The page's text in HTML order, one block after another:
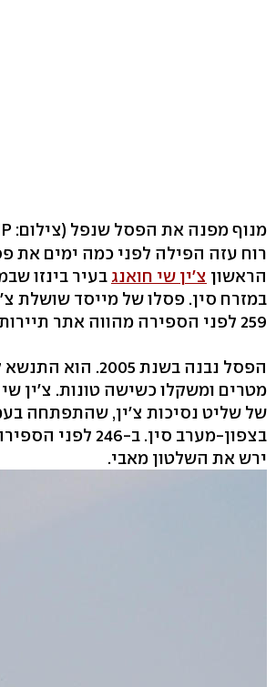
מנוף מפנה את הפסל שנפל (צילום: AFP)
רוח עזה הפילה לפני כמה ימים את
הראשון צ'ין שי חואנג בעיר בינזו
במזרח סין. פסלו של מייסד שושלת
259 לפני הספירה מהווה אתר תיירות פופולרי באזור.
מטרים ומשקלו כשישה טונות. צ'ין שי
של שליט נסיכות צ'ין, שהתפתחה
ירש את השלטון מאבי.